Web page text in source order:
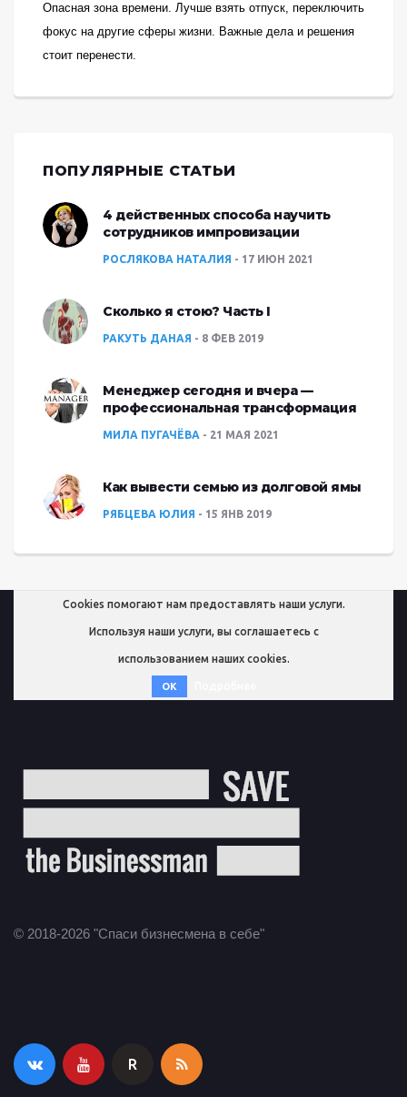
Опасная зона времени. Лучше взять отпуск, переключить
фокус на другие сферы жизни. Важные дела и решения
стоит перенести.
ПОПУЛЯРНЫЕ СТАТЬИ
4 действенных способа научить
сотрудников импровизации
РОСЛЯКОВА НАТАЛИЯ 17 ИЮН 2021
Сколько я стою? Часть I
РАКУТЬ ДАНАЯ 8 ФЕВ 2019
Менеджер сегодня и вчера —
профессиональная трансформация
МИЛА ПУГАЧЁВА 21 МАЯ 2021
Как вывести семью из долговой ямы
РЯБЦЕВА ЮЛИЯ 15 ЯНВ 2019
Cookies помогают нам предоставлять наши услуги.
Используя наши услуги, вы соглашаетесь с
использованием наших cookies.
OK
© 2018-2026 "Спаси бизнесмена в себе"
R